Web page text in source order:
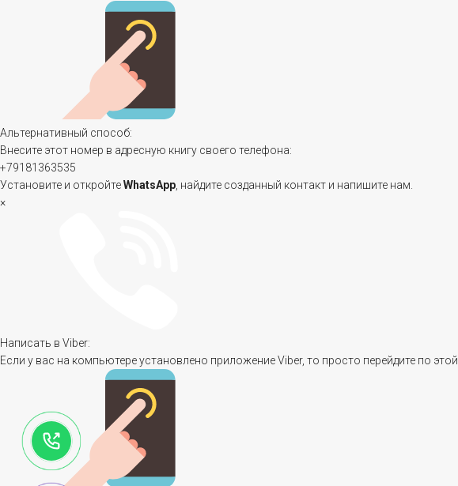
Альтернативный способ:
Внесите этот номер в адресную книгу своего телефона:
+79181363535
Установите и откройтеWhatsApp , найдите созданный контакт и напишите нам.
×
Написать в Viber:
Если у вас на компьютере установлено приложение Viber, то просто перейдите по этой